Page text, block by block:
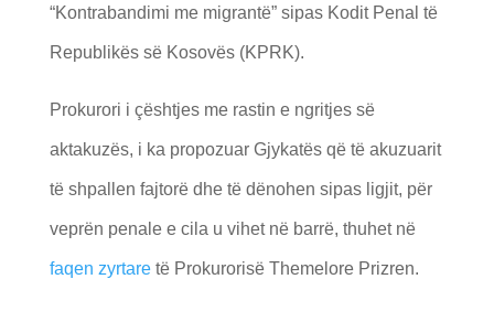
“Kontrabandimi me migrantë” sipas Kodit Penal të
Republikës së Kosovës (KPRK).
Prokurori i çështjes me rastin e ngritjes së
aktakuzës, i ka propozuar Gjykatës që të akuzuarit
të shpallen fajtorë dhe të dënohen sipas ligjit, për
veprën penale e cila u vihet në barrë, thuhet në
faqen zyrtaretë Prokurorisë Themelore Prizren.